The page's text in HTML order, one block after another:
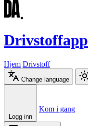
Drivstoffapp
Hjem Drivstoff
Change language
Logg inn
Kom i gang